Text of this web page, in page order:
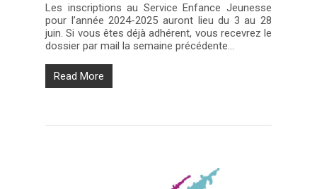
Les inscriptions au Service Enfance Jeunesse
pour l’année 2024-2025 auront lieu du 3 au 28
juin. Si vous êtes déjà adhérent, vous recevrez le
dossier par mail la semaine précédente…
Read More